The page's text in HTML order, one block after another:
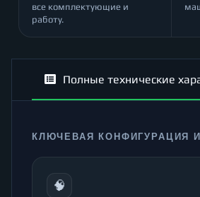
все комплектующие и
работу.
Полные технические
КЛЮЧЕВАЯ КОНФИГУРАЦИЯ
🧠